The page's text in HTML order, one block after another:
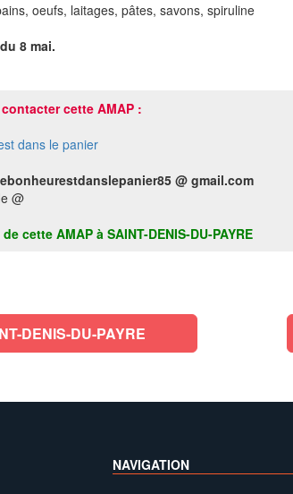
oeufs, laitages, pâtes, savons, spiruline
8 mai.
cette AMAP :
dans le panier
@ gmail.com
@
cette AMAP à SAINT-DENIS-DU-PAYRE
DENIS-DU-PAYRE
NAVIGATION